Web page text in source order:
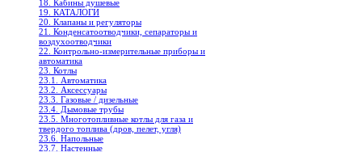
18. Кабины душевые
19. КАТАЛОГИ
20. Клапаны и регуляторы
21. Конденсатоотводчики, сепараторы и
воздухоотводчики
22. Контрольно-измерительные приборы и
автоматика
23. Котлы
23.1. Автоматика
23.2. Аксессуары
23.3. Газовые / дизельные
23.4. Дымовые трубы
23.5. Многотопливные котлы для газа и
твердого топлива (дров, пелет, угля)
23.6. Напольные
23.7. Настенные